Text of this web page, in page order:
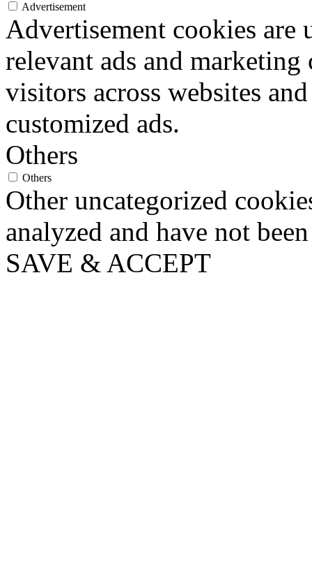
Advertisement
Advertisement cookies
relevant ads and marketing
visitors across websites
customized ads.
Others
Others
Other uncategorized
analyzed and have not
SAVE & ACCEPT